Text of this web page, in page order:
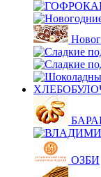
ОЗБИ